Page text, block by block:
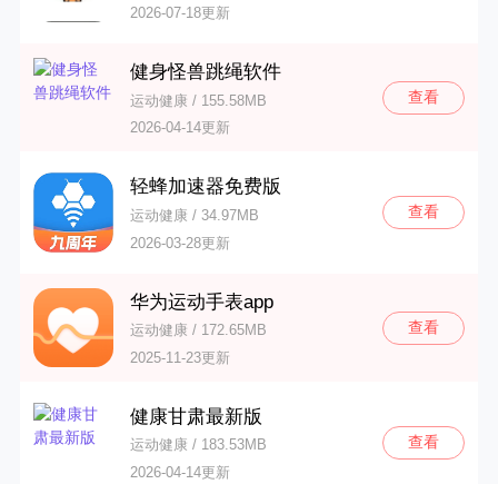
2026-07-18更新
健身怪兽跳绳软件
运动健康 / 155.58MB
2026-04-14更新
查看
轻蜂加速器免费版
运动健康 / 34.97MB
2026-03-28更新
查看
华为运动手表app
运动健康 / 172.65MB
2025-11-23更新
查看
健康甘肃最新版
运动健康 / 183.53MB
2026-04-14更新
查看